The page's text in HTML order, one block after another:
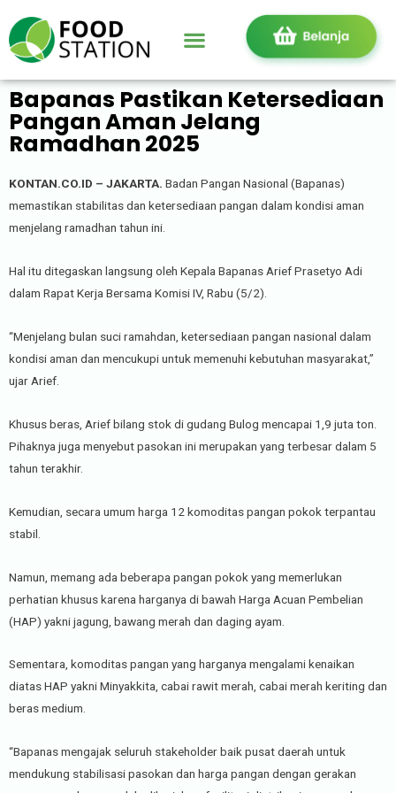
Bapanas Pastikan Ketersediaan
Pangan Aman Jelang
Ramadhan 2025
KONTAN.CO.ID – JAKARTA. Badan Pangan Nasional (Bapanas)
memastikan stabilitas dan ketersediaan pangan dalam kondisi aman
menjelang ramadhan tahun ini.
Hal itu ditegaskan langsung oleh Kepala Bapanas Arief Prasetyo Adi
dalam Rapat Kerja Bersama Komisi IV, Rabu (5/2).
“Menjelang bulan suci ramahdan, ketersediaan pangan nasional dalam
kondisi aman dan mencukupi untuk memenuhi kebutuhan masyarakat,”
ujar Arief.
Khusus beras, Arief bilang stok di gudang Bulog mencapai 1,9 juta ton.
Pihaknya juga menyebut pasokan ini merupakan yang terbesar dalam 5
tahun terakhir.
Kemudian, secara umum harga 12 komoditas pangan pokok terpantau
stabil.
Namun, memang ada beberapa pangan pokok yang memerlukan
perhatian khusus karena harganya di bawah Harga Acuan Pembelian
(HAP) yakni jagung, bawang merah dan daging ayam.
Sementara, komoditas pangan yang harganya mengalami kenaikan
diatas HAP yakni Minyakkita, cabai rawit merah, cabai merah keriting dan
beras medium.
“Bapanas mengajak seluruh stakeholder baik pusat daerah untuk
mendukung stabilisasi pasokan dan harga pangan dengan gerakan